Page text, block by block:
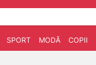
SPORT MODĂ COPII